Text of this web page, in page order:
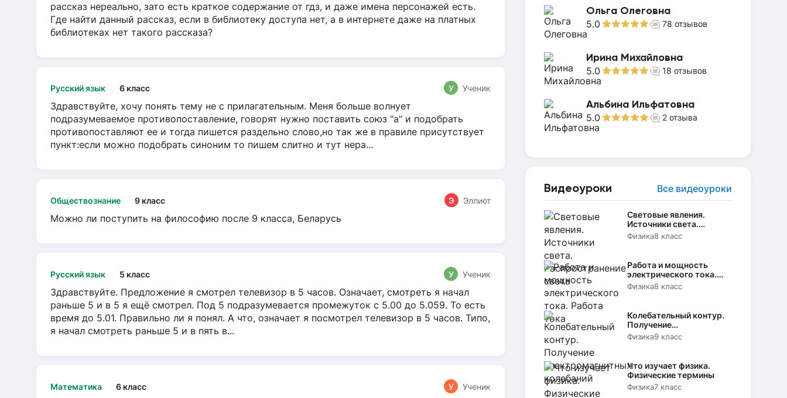
Ольга Олеговна
5.0 78 отзывов
Ирина Михайловна
5.0 18 отзывов
Альбина Ильфатовна
5.0 2 отзыва
Видеоуроки Все видеоуроки
Световые явления.
Источники света.
Распространение света
Физика8 класс
Работа и мощность
электрического тока.
Работа тока
Физика8 класс
Колебательный контур.
Получение
электромагнитных
колебаний
Физика9 класс
Что изучает физика.
Физические термины
Физика7 класс
рассказ нереально, зато есть краткое содержание от гдз, и даже имена персонажей есть.
Где найти данный рассказ, если в библиотеку доступа нет, а в интернете даже на платных
библиотеках нет такого рассказа?
Русский язык 6 класс У Ученик
Здравствуйте, хочу понять тему не с прилагательным. Меня больше волнует
подразумеваемое противопоставление, говорят нужно поставить союз "а" и подобрать
противопоставляют ее и тогда пишется раздельно слово,но так же в правиле присутствует
пункт:если можно подобрать синоним то пишем слитно и тут нера...
Обществознание 9 класс Э Эллиот
Можно ли поступить на философию после 9 класса, Беларусь
Русский язык 5 класс У Ученик
Здравствуйте. Предложение я смотрел телевизор в 5 часов. Означает, смотреть я начал
раньше 5 и в 5 я ещё смотрел. Под 5 подразумевается промежуток с 5.00 до 5.059. То есть
время до 5.01. Правильно ли я понял. А что, означает я посмотрел телевизор в 5 часов. Типо,
я начал смотреть раньше 5 и в пять в...
Математика 6 класс У Ученик